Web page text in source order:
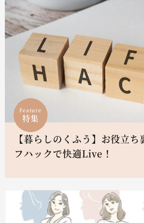
Feature
特集
【暮らしのくふう】お役立ち
フハックで快適Live！